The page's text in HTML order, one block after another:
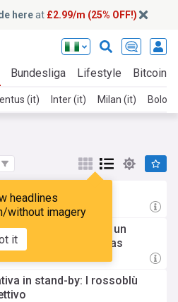
hereat £2.99/m (25% OFF!)
Bundesliga Lifestyle Bitcoin
(it) Inter (it) Milan (it)
headlines
without imagery
it
Trofeo Spagnolo
Genoa cerca anche un
tra Virginius e Thomas
in stand-by: I rossoblù